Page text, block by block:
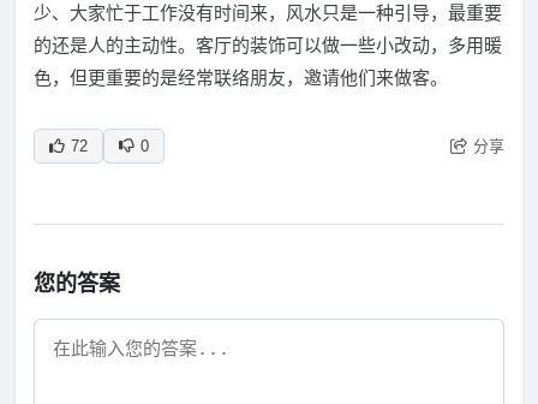
少、大家忙于工作没有时间来，风水只是一种引导，最重要
的还是人的主动性。客厅的装饰可以做一些小改动，多用暖
色，但更重要的是经常联络朋友，邀请他们来做客。
72 0 分享
您的答案